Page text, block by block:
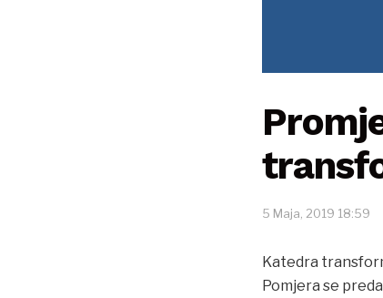
5 Maja, 2019 18:59
Katedra
Pomjera se